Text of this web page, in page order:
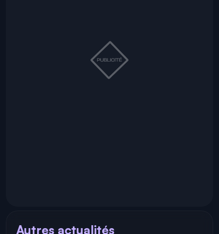
Autres actualités